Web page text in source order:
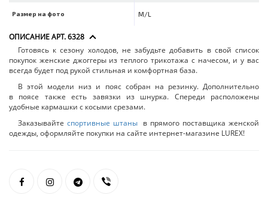
Размер на фото M/L
ОПИСАНИЕ АРТ. 6328
Готовясь к сезону холодов, не забудьте добавить в свой список
покупок женские джоггеры из теплого трикотажа с начесом, и у вас
всегда будет под рукой стильная и комфортная база.
В этой модели низ и пояс собран на резинку. Дополнительно
в поясе также есть завязки из шнурка. Спереди расположены
удобные кармашки с косыми срезами.
Заказывайте спортивные штаны в прямого поставщика женской
одежды, оформляйте покупки на сайте интернет-магазине LUREX!